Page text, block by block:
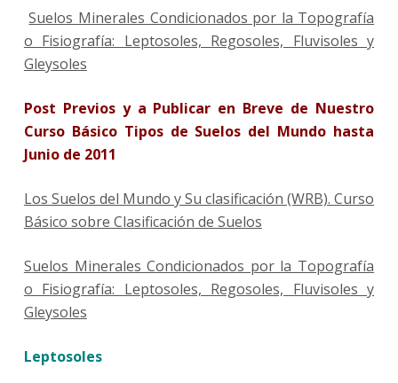
Suelos Minerales Condicionados por la Topografía
o Fisiografía: Leptosoles, Regosoles, Fluvisoles y
Gleysoles
Post Previos y a Publicar en Breve de Nuestro
Curso Básico Tipos de Suelos del Mundo hasta
Junio de 2011
Los Suelos del Mundo y Su clasificación (WRB). Curso
Básico sobre Clasificación de Suelos
Suelos Minerales Condicionados por la Topografía
o Fisiografía: Leptosoles, Regosoles, Fluvisoles y
Gleysoles
Leptosoles